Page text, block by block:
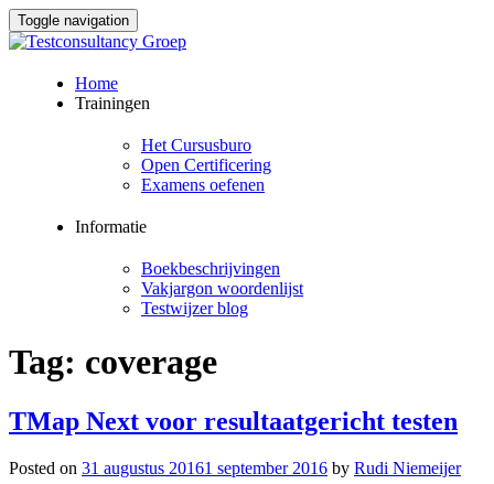
Toggle navigation
Home
Trainingen
Het Cursusburo
Open Certificering
Examens oefenen
Informatie
Boekbeschrijvingen
Vakjargon woordenlijst
Testwijzer blog
Tag: coverage
TMap Next voor resultaatgericht testen
Posted on 31 augustus 20161 september 2016 by Rudi Niemeijer